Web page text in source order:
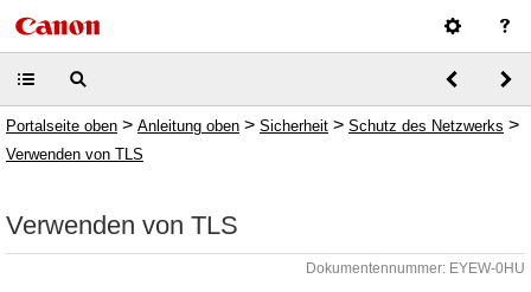
Portalseite oben > Anleitung oben > Sicherheit > Schutz des Netzwerks >
Verwenden von TLS
Verwenden von TLS
Dokumentennummer: EYEW-0HU